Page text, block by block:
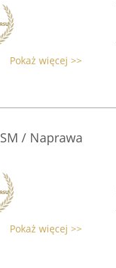
Pokaż więcej >>
/ Naprawa
Pokaż więcej >>